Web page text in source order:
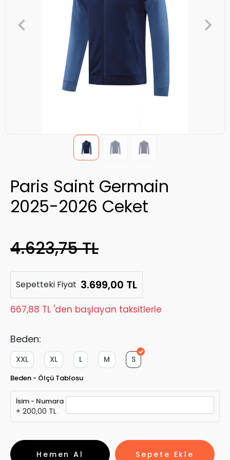
Paris Saint Germain
2025-2026 Ceket
4.623,75 TL
Sepetteki Fiyat 3.699,00 TL
667,88 TL 'den başlayan taksitlerle
Beden:
S
M
L
XL
XXL
Beden - Ölçü Tablosu
İsim - Numara
+ 200,00 TL
Sepete Ekle
Hemen Al